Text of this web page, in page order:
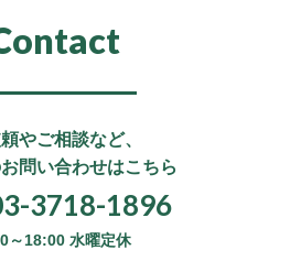
やご相談など、
問い合わせはこちら
3718-1896
～18:00 水曜定休